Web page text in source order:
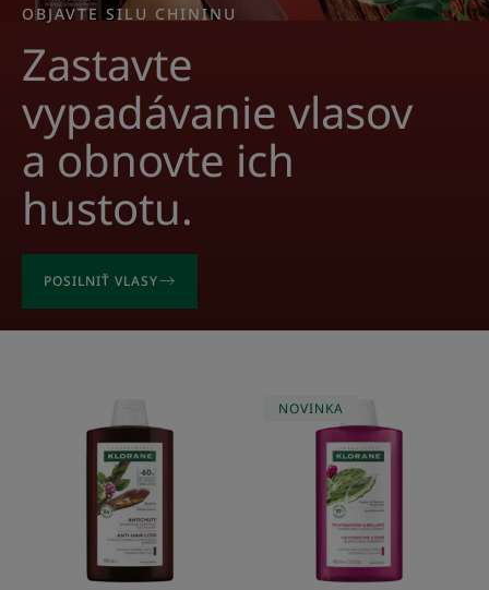
OBJAVTE SILU CHININU
Zastavte
vypadávanie vlasov
a obnovte ich
hustotu.
POSILNIŤ VLASY
s
chinínom
šampón
s
opunciou
NOVINKA